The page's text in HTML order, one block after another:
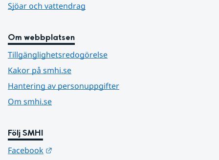
Sjöar och vattendrag
Om webbplatsen
Tillgänglighetsredogörelse
Kakor på smhi.se
Hantering av personuppgifter
Om smhi.se
Följ SMHI
Facebook